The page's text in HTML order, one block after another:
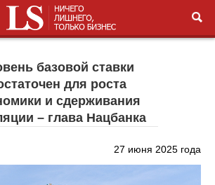
базовой ставки
для роста
и сдерживания
– глава Нацбанка
27 июня 2025 года